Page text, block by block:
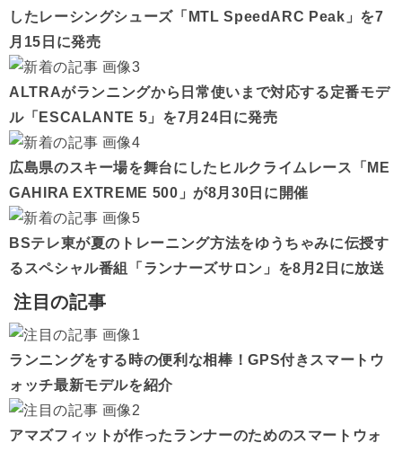
したレーシングシューズ「MTL SpeedARC Peak」を7
月15日に発売
ALTRAがランニングから日常使いまで対応する定番モデ
ル「ESCALANTE 5」を7月24日に発売
広島県のスキー場を舞台にしたヒルクライムレース「ME
GAHIRA EXTREME 500」が8月30日に開催
BSテレ東が夏のトレーニング方法をゆうちゃみに伝授す
るスペシャル番組「ランナーズサロン」を8月2日に放送
注目の記事
ランニングをする時の便利な相棒！GPS付きスマートウ
ォッチ最新モデルを紹介
アマズフィットが作ったランナーのためのスマートウォ